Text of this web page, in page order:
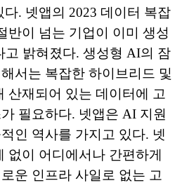
. 넷앱의 2023 데이터 복잡
반이 넘는 기업이 이미 생성
고 밝혀졌다. 생성형 AI의 잠
서는 복잡한 하이브리드 및
산재되어 있는 데이터에 고
필요하다. 넷앱은 AI 지원
인 역사를 가지고 있다. 넷
없이 어디에서나 간편하게
운 인프라 사일로 없는 고